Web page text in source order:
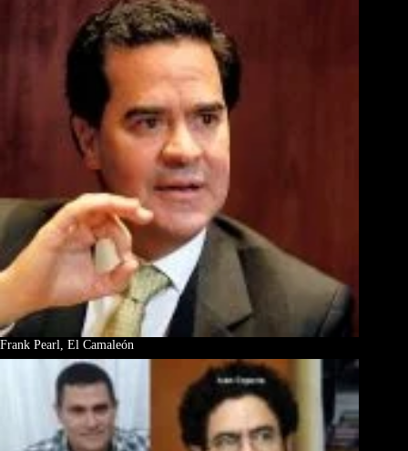
Frank Pearl, El Camaleón